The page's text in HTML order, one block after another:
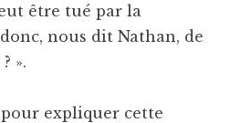
être tué par la
nous dit Nathan, de
».
expliquer cette